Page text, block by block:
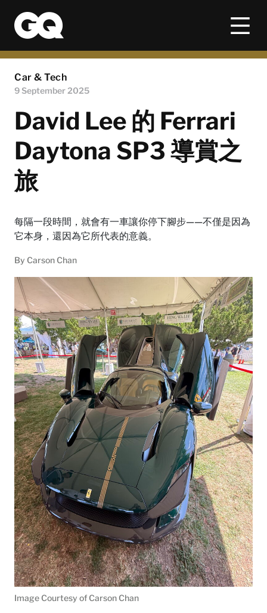
Car & Tech
9 September 2025
David Lee 的 Ferrari
Daytona SP3 導賞之
旅
每隔一段時間，就會有一車讓你停下腳步——不僅是因為
它本身，還因為它所代表的意義。
By Carson Chan
Image Courtesy of Carson Chan